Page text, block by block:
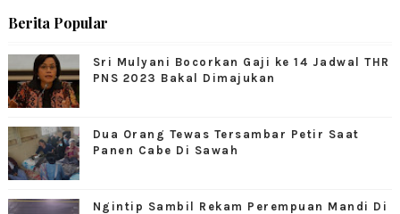
Berita Popular
Sri Mulyani Bocorkan Gaji ke 14 Jadwal THR
PNS 2023 Bakal Dimajukan
Dua Orang Tewas Tersambar Petir Saat
Panen Cabe Di Sawah
Ngintip Sambil Rekam Perempuan Mandi Di